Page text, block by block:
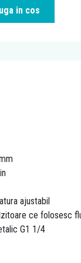
in cos
ajustabil
ce folosesc
G1 1/4